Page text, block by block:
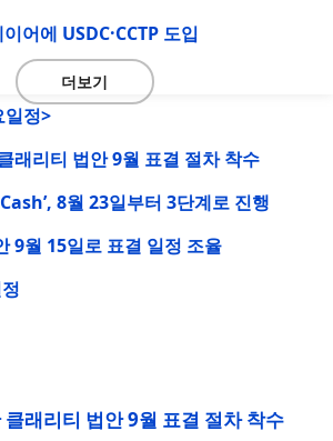
어에 USDC·CCTP 도입
더보기
일정>
래리티 법안 9월 표결 절차 착수
8월 23일부터 3단계로 진행
9월 15일로 표결 일정 조율
래리티 법안 9월 표결 절차 착수